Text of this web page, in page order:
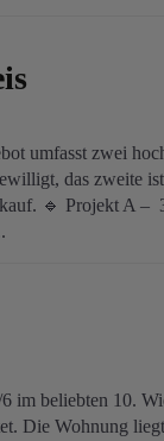
umfasst zwei
das zweite
🔹 Projekt A –
im beliebten 10.
Die Wohnung